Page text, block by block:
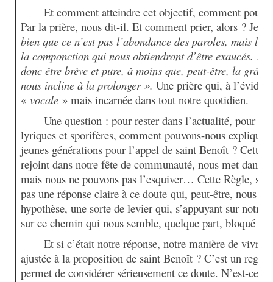
Et comment atteindre cet objectif, comment
Par la prière, nous dit-il. Et comment prier, alors ? Je
bien que ce n’est pas l’abondance des paroles, mais la
la componction qui nous obtiendront d’être exaucés. ».
donc être brève et pure, à moins que, peut-être, la
nous incline à la prolonger ». Une prière qui, à
« vocale » mais incarnée dans tout notre quotidien.
Une question : pour rester dans l’actualité, pour ne
lyriques et sporifères, comment pouvons-nous expliquer
jeunes générations pour l’appel de saint Benoît ? Cette
rejoint dans notre fête de communauté, nous met dans
mais nous ne pouvons pas l’esquiver… Cette Règle,
pas une réponse claire à ce doute qui, peut-être, nous
hypothèse, une sorte de levier qui, s’appuyant sur
sur ce chemin qui nous semble, quelque part, bloqué :
Et si c’était notre réponse, notre manière de vivre
ajustée à la proposition de saint Benoît ? C’est un
permet de considérer sérieusement ce doute. N’est-ce